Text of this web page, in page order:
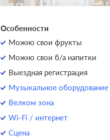
Особенности
Можно свои фрукты
Можно свои б/а напитки
Выездная регистрация
Музыкальное оборудование
Велком зона
Wi-Fi / интернет
Сцена